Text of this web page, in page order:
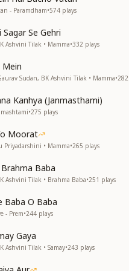
- Paramdham•574 plays
Se Gehri
Ashvini Tilak • Mamma•332 plays
Mein
Sudan, BK Ashvini Tilak • Mamma•282
Kanhya (Janmasthami)
•275 plays
Moorat
Priyadarshini • Mamma•265 plays
Baba
Ashvini Tilak • Brahma Baba•251 plays
Baba O Baba
- Prem•244 plays
Gaya
Ashvini Tilak • Samay•243 plays